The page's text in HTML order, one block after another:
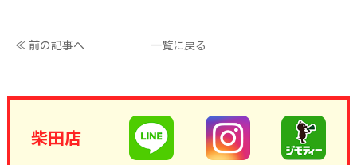
≪ 前の記事へ 一覧に戻る
柴田店